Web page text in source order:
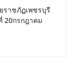
ราชภัฏเพชรบุรี
20กรกฎาคม